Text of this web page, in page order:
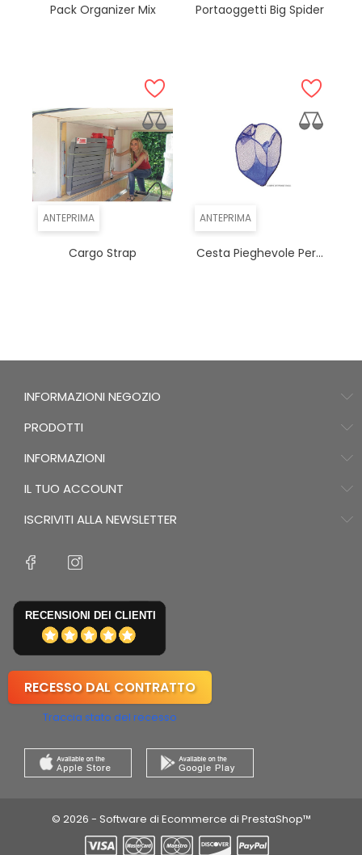
Pack Organizer Mix Portaoggetti Big Spider
ANTEPRIMA
Cargo Strap
ANTEPRIMA
Cesta Pieghevole Per...
INFORMAZIONI NEGOZIO
PRODOTTI
INFORMAZIONI
IL TUO ACCOUNT
ISCRIVITI ALLA NEWSLETTER
RECENSIONI DEI CLIENTI
RECESSO DAL CONTRATTO
Traccia stato del recesso
© 2026 - Software di Ecommerce di PrestaShop™